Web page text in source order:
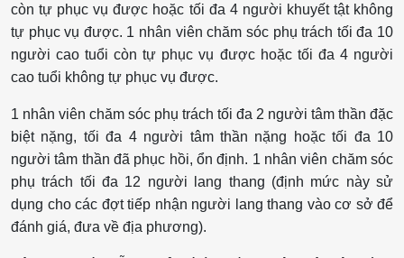
còn tự phục vụ được hoặc tối đa 4 người khuyết tật không
tự phục vụ được. 1 nhân viên chăm sóc phụ trách tối đa 10
người cao tuổi còn tự phục vụ được hoặc tối đa 4 người
cao tuổi không tự phục vụ được.
1 nhân viên chăm sóc phụ trách tối đa 2 người tâm thần đặc
biệt nặng, tối đa 4 người tâm thần nặng hoặc tối đa 10
người tâm thần đã phục hồi, ổn định. 1 nhân viên chăm sóc
phụ trách tối đa 12 người lang thang (định mức này sử
dụng cho các đợt tiếp nhận người lang thang vào cơ sở để
đánh giá, đưa về địa phương).